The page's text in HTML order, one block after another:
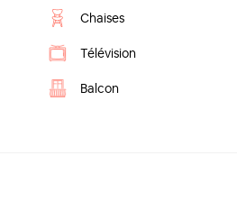
Chaises
Télévision
Balcon